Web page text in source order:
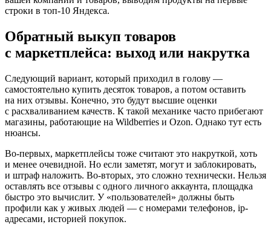
строки в топ-10 Яндекса.
Обратный выкуп товаров
с маркетплейса: выход или накрутка
Следующий вариант, который приходил в голову —
самостоятельно купить десяток товаров, а потом оставить
на них отзывы. Конечно, это будут высшие оценки
с расхваливанием качеств. К такой механике часто прибегают
магазины, работающие на Wildberries и Ozon. Однако тут есть
нюансы.
Во-первых, маркетплейсы тоже считают это накруткой, хоть
и менее очевидной. Но если заметят, могут и заблокировать,
и штраф наложить. Во-вторых, это сложно технически. Нельзя
оставлять все отзывы с одного личного аккаунта, площадка
быстро это вычислит. У «пользователей» должны быть
профили как у живых людей — с номерами телефонов, ip-
адресами, историей покупок.